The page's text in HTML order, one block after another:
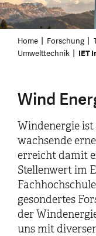
Home Forschung
Umwelttechnik
IET
Wind
Windenergie
wachsende
erreicht damit
Stellenwert im
gesondertes
der
uns mit